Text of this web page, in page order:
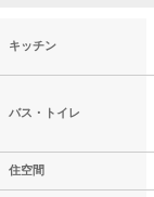
キッチン
バス・トイレ
住空間